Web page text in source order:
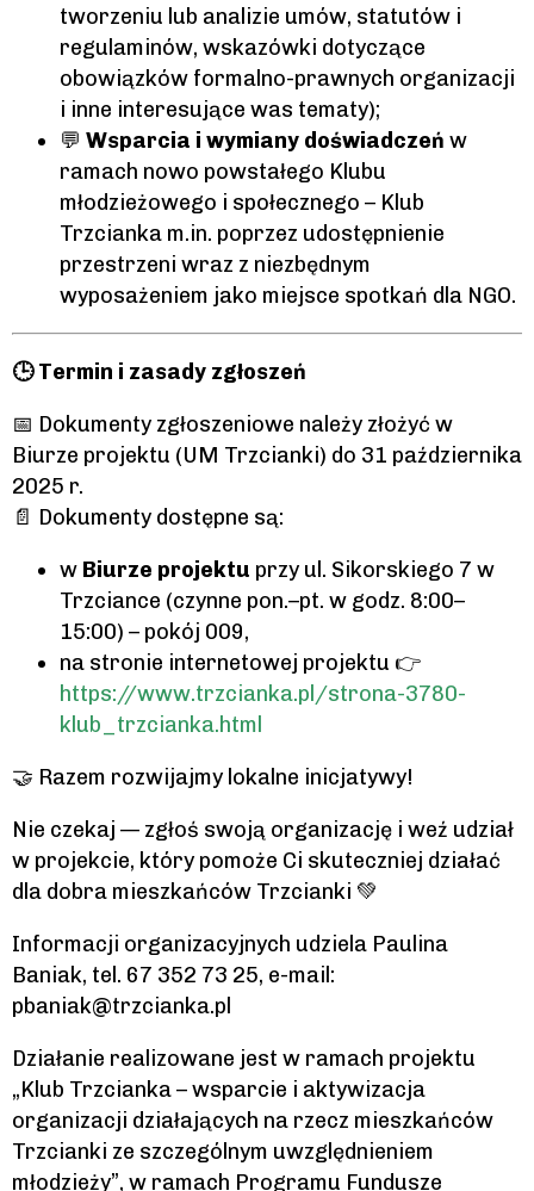
tworzeniu lub analizie umów, statutów i
regulaminów, wskazówki dotyczące
obowiązków formalno-prawnych organizacji
i inne interesujące was tematy);
💬 Wsparcia i wymiany doświadczeń w
ramach nowo powstałego Klubu
młodzieżowego i społecznego – Klub
Trzcianka m.in. poprzez udostępnienie
przestrzeni wraz z niezbędnym
wyposażeniem jako miejsce spotkań dla NGO.
🕒 Termin i zasady zgłoszeń
📅 Dokumenty zgłoszeniowe należy złożyć w
Biurze projektu (UM Trzcianki) do 31 października
2025 r.
📄 Dokumenty dostępne są:
w Biurze projektu przy ul. Sikorskiego 7 w
Trzciance (czynne pon.–pt. w godz. 8:00–
15:00) – pokój 009,
na stronie internetowej projektu 👉
https://www.trzcianka.pl/strona-3780-
klub_trzcianka.html
🤝 Razem rozwijajmy lokalne inicjatywy!
Nie czekaj — zgłoś swoją organizację i weź udział
w projekcie, który pomoże Ci skuteczniej działać
dla dobra mieszkańców Trzcianki 💚
Informacji organizacyjnych udziela Paulina
Baniak, tel. 67 352 73 25, e-mail:
pbaniak@trzcianka.pl
Działanie realizowane jest w ramach projektu
„Klub Trzcianka – wsparcie i aktywizacja
organizacji działających na rzecz mieszkańców
Trzcianki ze szczególnym uwzględnieniem
młodzieży”, w ramach Programu Fundusze